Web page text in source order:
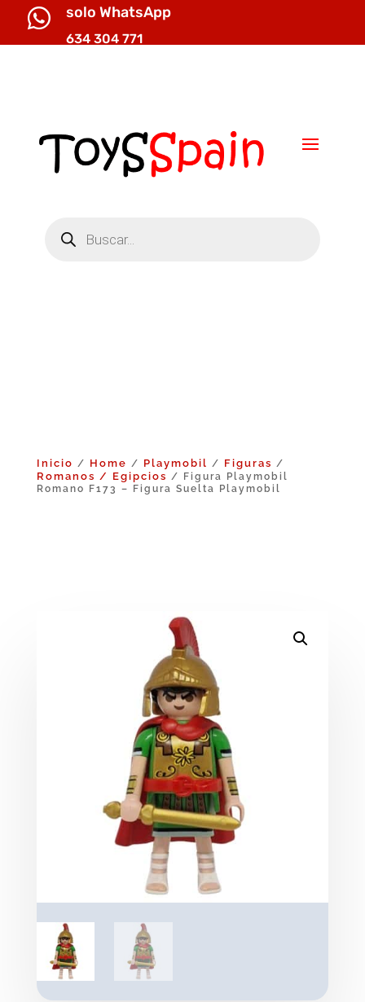
 solo WhatsApp
634 304 771
productos
Inicio / Home / Playmobil / Figuras /
Romanos / Egipcios / Figura Playmobil
Romano F173 – Figura Suelta Playmobil